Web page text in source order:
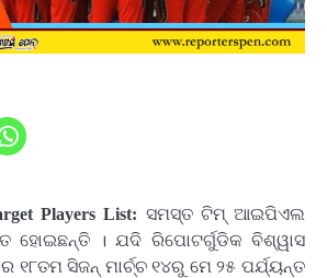
Players List: ସମସ୍ତ ଟିମ୍ ଆଇପିଏଲ
ହୋଇଛନ୍ତି । ଯଦି ରିପୋଟର୍ଗୁଡିକ ବିଶ୍ୱାସ
୧୮ତମ ସିଜନ୍ ମାର୍ଚ୍ଚ ୧୪ରୁ ମେ ୨୫ ପର୍ଯ୍ୟନ୍ତ